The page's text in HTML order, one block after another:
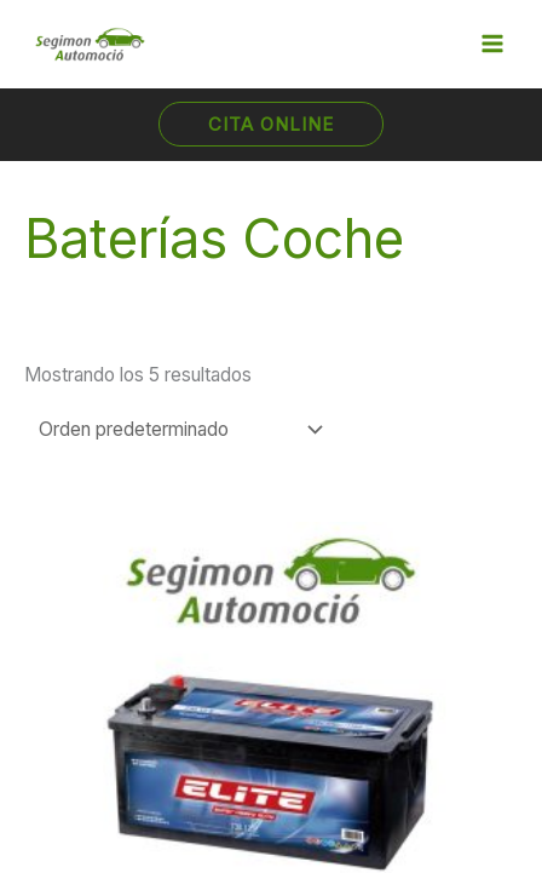
contenido
CITA ONLINE
Baterías Coche
Mostrando los 5 resultados